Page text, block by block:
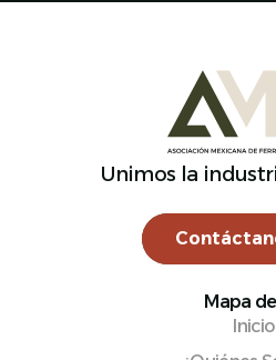
Unimos la
Mapa
Inicio